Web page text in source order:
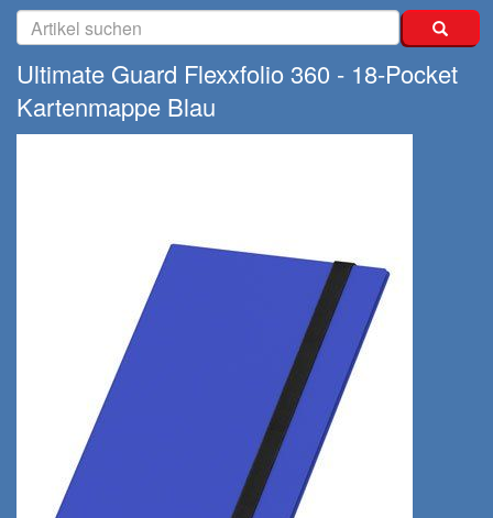
Ultimate Guard Flexxfolio 360 - 18-Pocket
Kartenmappe Blau